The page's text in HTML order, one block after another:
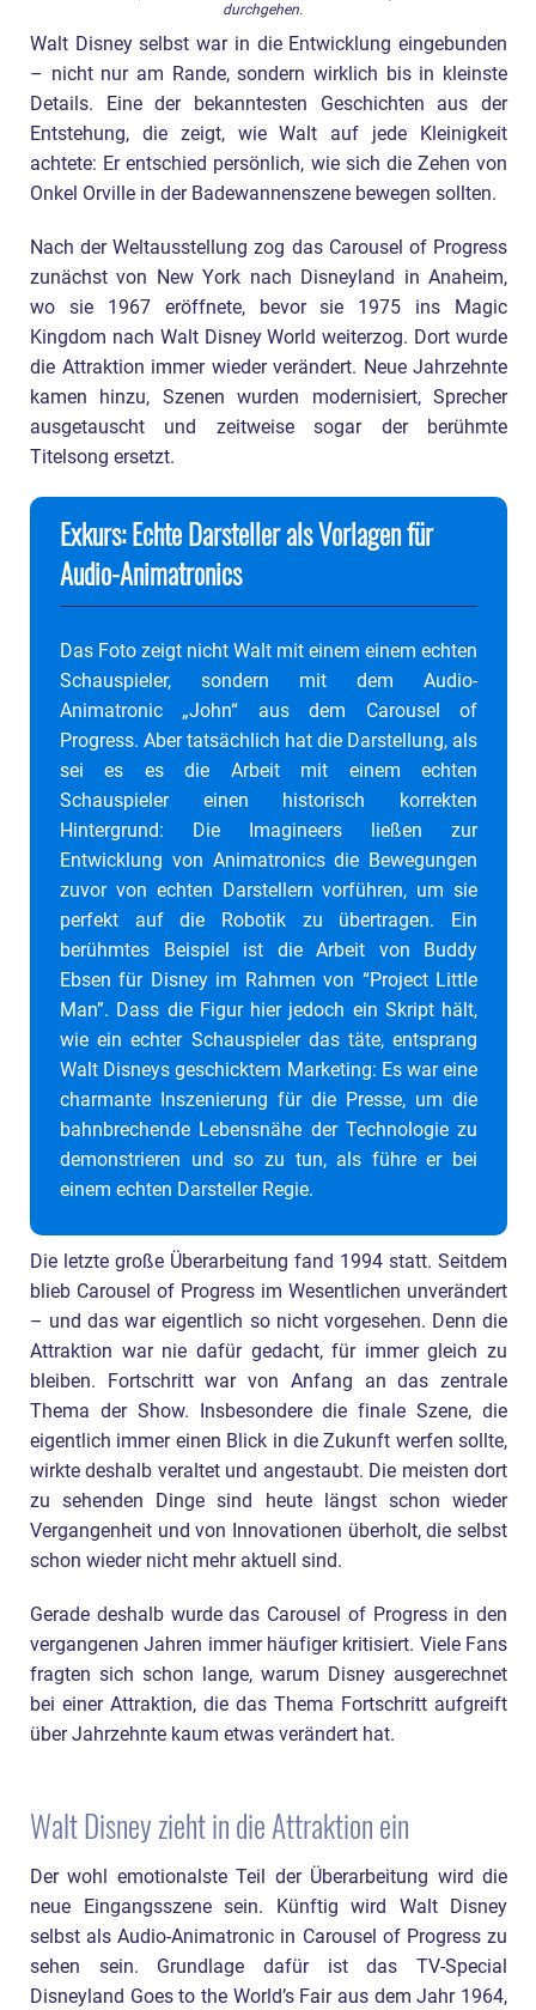
durchgehen.
Walt Disney selbst war in die Entwicklung eingebunden
– nicht nur am Rande, sondern wirklich bis in kleinste
Details. Eine der bekanntesten Geschichten aus der
Entstehung, die zeigt, wie Walt auf jede Kleinigkeit
achtete: Er entschied persönlich, wie sich die Zehen von
Onkel Orville in der Badewannenszene bewegen sollten.
Nach der Weltausstellung zog das Carousel of Progress
zunächst von New York nach Disneyland in Anaheim,
wo sie 1967 eröffnete, bevor sie 1975 ins Magic
Kingdom nach Walt Disney World weiterzog. Dort wurde
die Attraktion immer wieder verändert. Neue Jahrzehnte
kamen hinzu, Szenen wurden modernisiert, Sprecher
ausgetauscht und zeitweise sogar der berühmte
Titelsong ersetzt.
Exkurs: Echte Darsteller als Vorlagen für
Audio-Animatronics
Das Foto zeigt nicht Walt mit einem einem echten
Schauspieler, sondern mit dem Audio-
Animatronic „John“ aus dem Carousel of
Progress. Aber tatsächlich hat die Darstellung, als
sei es es die Arbeit mit einem echten
Schauspieler einen historisch korrekten
Hintergrund: Die Imagineers ließen zur
Entwicklung von Animatronics die Bewegungen
zuvor von echten Darstellern vorführen, um sie
perfekt auf die Robotik zu übertragen. Ein
berühmtes Beispiel ist die Arbeit von Buddy
Ebsen für Disney im Rahmen von “Project Little
Man”. Dass die Figur hier jedoch ein Skript hält,
wie ein echter Schauspieler das täte, entsprang
Walt Disneys geschicktem Marketing: Es war eine
charmante Inszenierung für die Presse, um die
bahnbrechende Lebensnähe der Technologie zu
demonstrieren und so zu tun, als führe er bei
einem echten Darsteller Regie.
Die letzte große Überarbeitung fand 1994 statt. Seitdem
blieb Carousel of Progress im Wesentlichen unverändert
– und das war eigentlich so nicht vorgesehen. Denn die
Attraktion war nie dafür gedacht, für immer gleich zu
bleiben. Fortschritt war von Anfang an das zentrale
Thema der Show. Insbesondere die finale Szene, die
eigentlich immer einen Blick in die Zukunft werfen sollte,
wirkte deshalb veraltet und angestaubt. Die meisten dort
zu sehenden Dinge sind heute längst schon wieder
Vergangenheit und von Innovationen überholt, die selbst
schon wieder nicht mehr aktuell sind.
Gerade deshalb wurde das Carousel of Progress in den
vergangenen Jahren immer häufiger kritisiert. Viele Fans
fragten sich schon lange, warum Disney ausgerechnet
bei einer Attraktion, die das Thema Fortschritt aufgreift
über Jahrzehnte kaum etwas verändert hat.
Walt Disney zieht in die Attraktion ein
Der wohl emotionalste Teil der Überarbeitung wird die
neue Eingangsszene sein. Künftig wird Walt Disney
selbst als Audio-Animatronic in Carousel of Progress zu
sehen sein. Grundlage dafür ist das TV-Special
Disneyland Goes to the World’s Fair aus dem Jahr 1964,